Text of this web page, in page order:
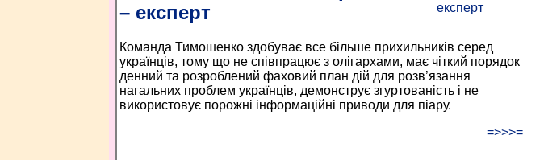
– експерт
Команда Тимошенко здобуває все більше прихильників серед
українців, тому що не співпрацює з олігархами, має чіткий порядок
денний та розроблений фаховий план дій для розв’язання
нагальних проблем українців, демонструє згуртованість і не
використовує порожні інформаційні приводи для піару.
=>>>=